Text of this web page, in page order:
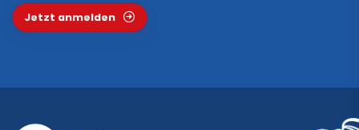
Jetzt anmelden